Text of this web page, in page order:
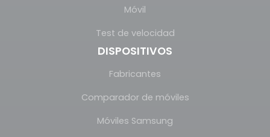
Móvil
Test de velocidad
DISPOSITIVOS
Fabricantes
Comparador de móviles
Móviles Samsung